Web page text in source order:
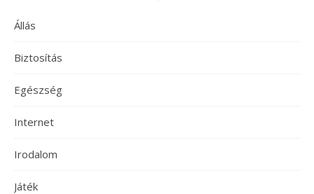
Állás
Biztosítás
Egészség
Internet
Irodalom
Játék